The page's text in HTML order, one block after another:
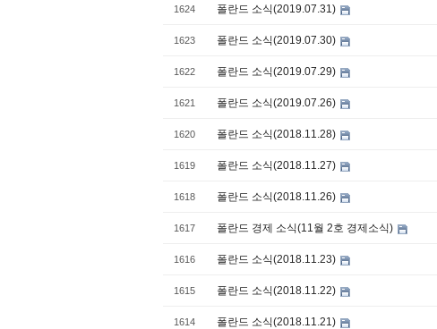
1624 폴란드 소식(2019.07.31)
1623 폴란드 소식(2019.07.30)
1622 폴란드 소식(2019.07.29)
1621 폴란드 소식(2019.07.26)
1620 폴란드 소식(2018.11.28)
1619 폴란드 소식(2018.11.27)
1618 폴란드 소식(2018.11.26)
1617 폴란드 경제 소식(11월 2호 경제소식)
1616 폴란드 소식(2018.11.23)
1615 폴란드 소식(2018.11.22)
1614 폴란드 소식(2018.11.21)